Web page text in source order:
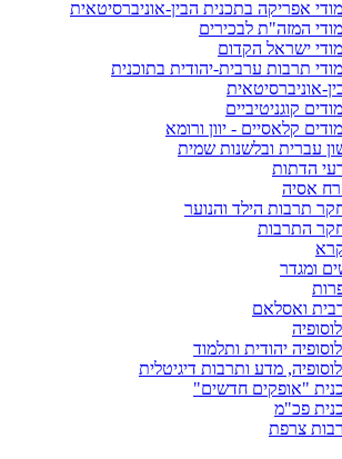
אפריקה בתכנית הבין-אוניברסיטאית
המזה"ת לבכירים
ישראל הקדום
תרבות ערבית-יהודית בתוכנית
אוניברסיטאית
קוגניטיביים
קלאסיים - יוון ורומא
עברית ובלשנות שמית
הדתות
אסיה
תרבות הילד והנוער
התרבות
ומגדר
ואסלאם
יהודית ותלמוד
מדע ותרבות דיגיטלית
"אופקים חדשים"
פכ"מ
צרפת